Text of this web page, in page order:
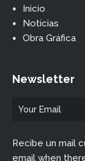
Inicio
Noticias
Obra Gráfica
Newsletter
Recibe un mail
email when